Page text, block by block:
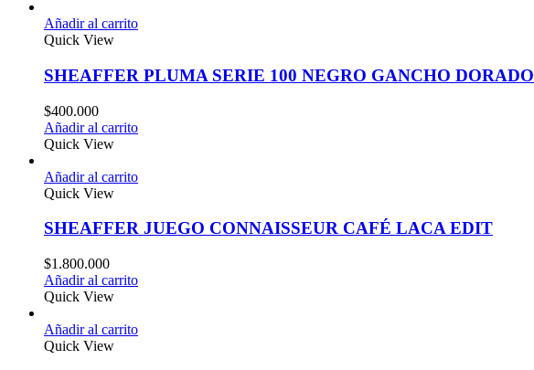
Añadir al carrito
Quick View
SHEAFFER PLUMA SERIE 100 NEGRO GANCHO DORADO
$400.000
Añadir al carrito
Quick View
Añadir al carrito
Quick View
SHEAFFER JUEGO CONNAISSEUR CAFÉ LACA EDIT
$1.800.000
Añadir al carrito
Quick View
Añadir al carrito
Quick View